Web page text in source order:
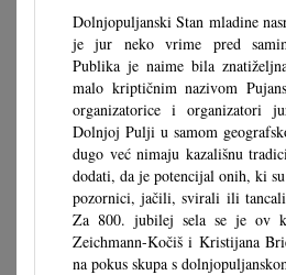
Dolnjopuljanski Stan mladine
je jur neko vrime pred
Publika je naime bila
malo kriptičnim nazivom
organizatorice i organizatori
Dolnjoj Pulji u samom
dugo već nimaju kazališnu
dodati, da je potencijal onih, ki
pozornici, jačili, svirali ili
Za 800. jubilej sela se je ov
Zeichmann-Kočiš i Kristijana
na pokus skupa s